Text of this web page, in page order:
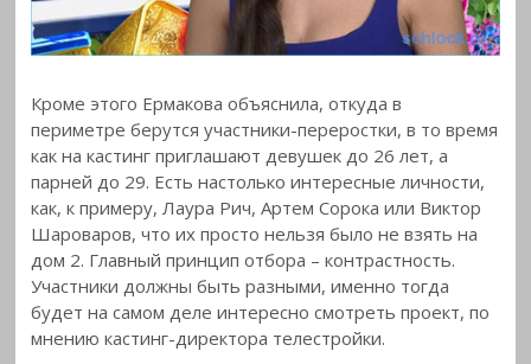
Кроме этого Ермакова объяснила, откуда в
периметре берутся участники-переростки, в то время
как на кастинг приглашают девушек до 26 лет, а
парней до 29. Есть настолько интересные личности,
как, к примеру, Лаура Рич, Артем Сорока или Виктор
Шароваров, что их просто нельзя было не взять на
дом 2. Главный принцип отбора – контрастность.
Участники должны быть разными, именно тогда
будет на самом деле интересно смотреть проект, по
мнению кастинг-директора телестройки.